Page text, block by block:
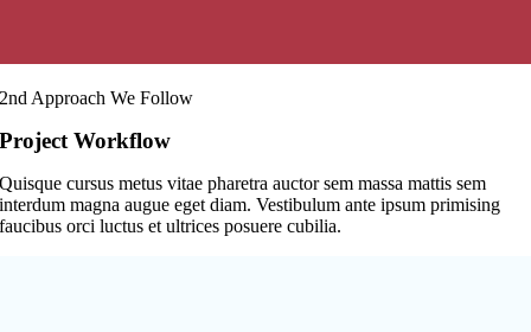
2nd Approach We Follow
Project Workflow
Quisque cursus metus vitae pharetra auctor sem massa mattis sem
interdum magna augue eget diam. Vestibulum ante ipsum primising
faucibus orci luctus et ultrices posuere cubilia.